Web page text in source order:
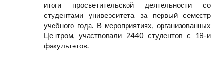
итоги просветительской деятельности со
студентами университета за первый семестр
учебного года. В мероприятиях, организованных
Центром, участвовали 2440 студентов с 18-и
факультетов.